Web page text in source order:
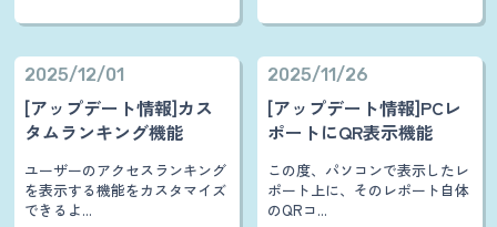
2025/12/01
[アップデート情報]カス
タムランキング機能
ユーザーのアクセスランキング
を表示する機能をカスタマイズ
できるよ...
2025/11/26
[アップデート情報]PCレ
ポートにQR表示機能
この度、パソコンで表示したレ
ポート上に、そのレポート自体
のQRコ...